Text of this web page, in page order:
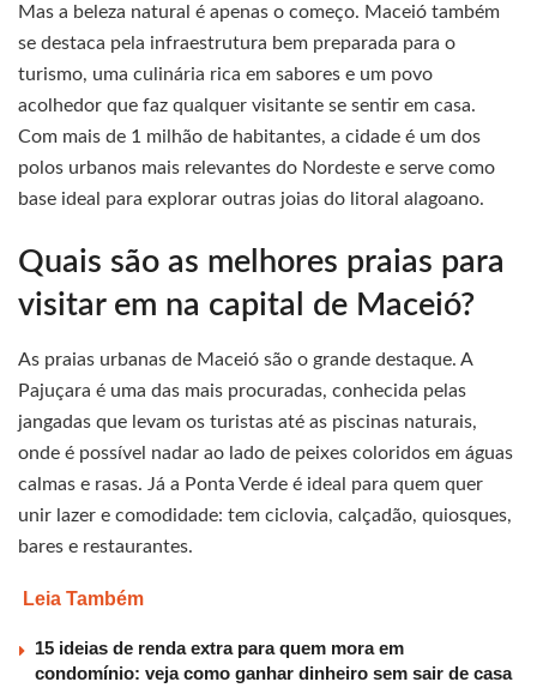
Mas a beleza natural é apenas o começo. Maceió também
se destaca pela infraestrutura bem preparada para o
turismo, uma culinária rica em sabores e um povo
acolhedor que faz qualquer visitante se sentir em casa.
Com mais de 1 milhão de habitantes, a cidade é um dos
polos urbanos mais relevantes do Nordeste e serve como
base ideal para explorar outras joias do litoral alagoano.
Quais são as melhores praias para
visitar em na capital de Maceió?
As praias urbanas de Maceió são o grande destaque. A
Pajuçara é uma das mais procuradas, conhecida pelas
jangadas que levam os turistas até as piscinas naturais,
onde é possível nadar ao lado de peixes coloridos em águas
calmas e rasas. Já a Ponta Verde é ideal para quem quer
unir lazer e comodidade: tem ciclovia, calçadão, quiosques,
bares e restaurantes.
Leia Também
15 ideias de renda extra para quem mora em
condomínio: veja como ganhar dinheiro sem sair de casa